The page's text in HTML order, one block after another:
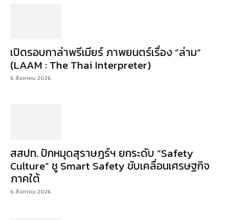
เปิดรอบกาล่าพรีเมียร์ ภาพยนตร์เรื่อง ”ล่าม“
(LAAM : The Thai Interpreter)
6 สิงหาคม 2026
สสปท. ปักหมุดสุราษฎร์ฯ ยกระดับ “Safety
Culture” ชู Smart Safety ขับเคลื่อนเศรษฐกิจ
ภาคใต้
6 สิงหาคม 2026